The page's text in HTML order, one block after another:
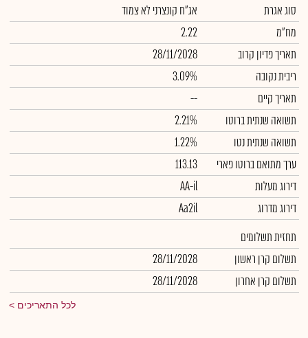
סוג אגרת
אג"ח קונצרני לא צמוד
מח"מ
2.22
תאריך פדיון קרוב
28/11/2028
ריבית נקובה
3.09%
תאריך קיים
--
תשואה שנתית ברוטו
2.21%
תשואה שנתית נטו
1.22%
ערך מתואם ברוטו פארי
113.13
דירוג מעלות
AA-il
דירוג מדרוג
Aa2il
תחזית תשלומים
תשלום קרן ראשון
28/11/2028
תשלום קרן אחרון
28/11/2028
לכל התאריכים